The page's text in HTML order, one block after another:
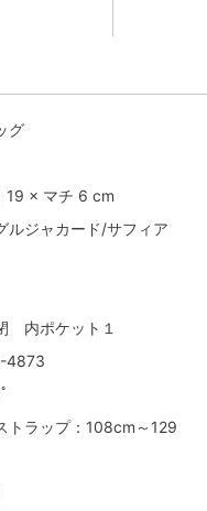
グ
19 × マチ 6 cm
ルジャカード/サフィア
内ポケット１
4873
トラップ：108cm～129